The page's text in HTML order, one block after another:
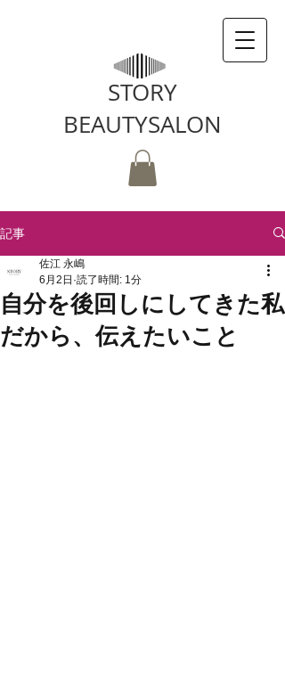
STORY
BEAUTYSALON
記事
自分を後回しにしてきた私
だから、伝えたいこと
佐江 永嶋
6月2日 読了時間: 1分